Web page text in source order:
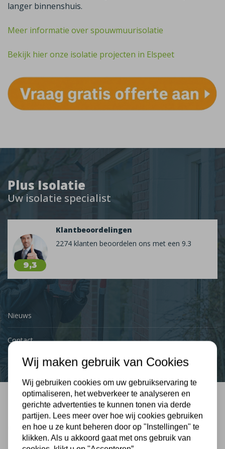
Plus Isolatie
Uw isolatie specialist
9,3
Klantbeoordelingen
2274 klanten beoordelen ons met een 9.3
Nieuws
Contact
Bel mij terug
Gratis, vrijblijvend advies
langer binnenshuis.
Meer informatie over spouwmuurisolatie
Bekijk hier onze isolatie projecten in Elspeet
Wij maken gebruik van Cookies
Wij gebruiken cookies om uw gebruikservaring te
optimaliseren, het webverkeer te analyseren en
gerichte advertenties te kunnen tonen via derde
partijen. Lees meer over hoe wij cookies gebruiken
en hoe u ze kunt beheren door op "Instellingen" te
klikken. Als u akkoord gaat met ons gebruik van